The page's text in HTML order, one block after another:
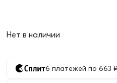
Нет в наличии
6 платежей по 663 ₽